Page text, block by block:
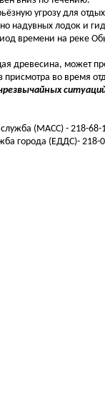
угрозу для
надувных лодок и
времени на реке
древесина, может
присмотра во время
(МАСС) - 218-68-
города (ЕДДС)- 218-